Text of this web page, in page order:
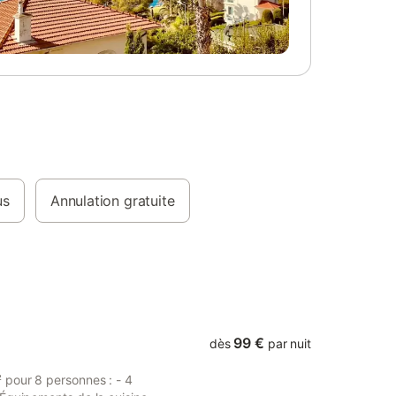
un
et
de la
les
3 chambres et un canapé convertible. La
terrasse couverte est idéale pour partager
des moments en plein air. La télévision est
disponible en supplément. Veuillez noter
que ce mobil-home n’est pas climatisé et
Annulation gratuite
pour 8 personnes : - 4
dès 99 € par nuit